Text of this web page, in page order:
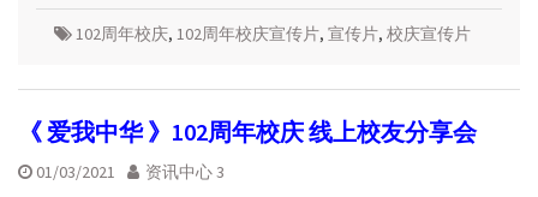
102周年校庆, 102周年校庆宣传片, 宣传片, 校庆宣传片
《 爱我中华 》102周年校庆 线上校友分享会
01/03/2021 资讯中心 3